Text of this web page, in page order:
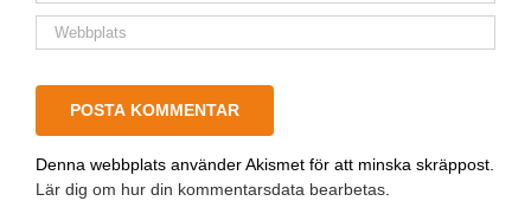
Denna webbplats använder Akismet för att minska skräppost.
Lär dig om hur din kommentarsdata bearbetas